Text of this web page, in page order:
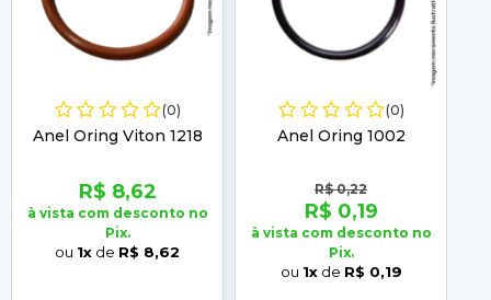
(0)
Anel Oring Viton 1218
R$ 8,62
à vista com desconto no
Pix.
ou 1x de R$ 8,62
(0)
Anel Oring 1002
R$ 0,22
R$ 0,19
à vista com desconto no
Pix.
ou 1xde R$ 0,19